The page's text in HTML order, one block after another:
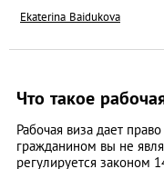
Ekaterina Baidukova
Что такое
Рабочая виза дает
гражданином вы не
регулируется законом